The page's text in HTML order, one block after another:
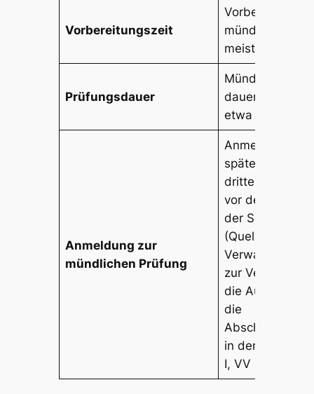
Vorbereitungszeit
mündliche
meist 10
Prüfungsdauer
Mündliche
dauert in der
etwa 15
Anmeldung zur
mündlichen Prüfung
Anmeldung
spätestens am
dritten
vor der
der Schule
(Quelle:
zur
die Ausbildung
die
in der
I, VV zu § 34)